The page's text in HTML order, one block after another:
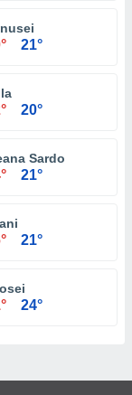
21°
20°
Sardo
21°
21°
24°